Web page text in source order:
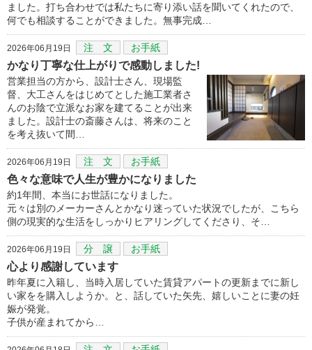
ました。打ち合わせでは私たちに寄り添い話を聞いてくれたので、
何でも相談することができました。無事完成…
2026年06月19日 注 文 お手紙
かなり丁寧な仕上がりで感動しました!
営業担当の方から、設計士さん、現場監
督、大工さんをはじめてとした施工業者さ
んのお陰で立派なお家を建てることが出来
ました。設計士の斎藤さんは、将来のこと
を考え抜いて間…
2026年06月19日 注 文 お手紙
色々な意味で人生が豊かになりました
約1年間、本当にお世話になりました。
元々は別のメーカーさんとかなり迷っていた状況でしたが、こちら
側の現実的な生活をしっかりヒアリングしてくださり、そ…
2026年06月19日 分 譲 お手紙
心より感謝しています
昨年夏に入籍し、当時入居していた賃貸アパートの更新までに新し
い家をを購入しようか。と、話していた矢先、嬉しいことに妻の妊
娠が発覚。
子供が産まれてから…